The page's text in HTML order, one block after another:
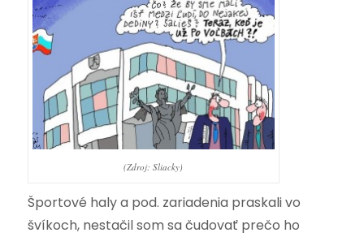
(Zdroj: Sliacky)
Športové haly a pod. zariadenia praskali vo
švíkoch, nestačil som sa čudovať prečo ho